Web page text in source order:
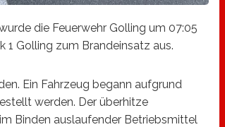
die Feuerwehr Golling um 07:05
1 Golling zum Brandeinsatz aus.
Ein Fahrzeug begann aufgrund
werden. Der überhitze
Binden auslaufender Betriebsmittel